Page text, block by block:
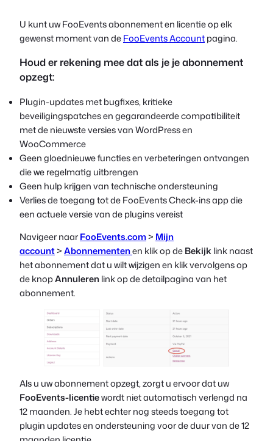
French
Czech
U kunt uw FooEvents abonnement en licentie op elk
gewenst moment van deFooEvents Accountpagina.
Houd er rekening mee dat als je je abonnement
opzegt:
Plugin-updates met bugfixes, kritieke
beveiligingspatches en gegarandeerde compatibiliteit
met de nieuwste versies van WordPress en
WooCommerce
Geen gloednieuwe functies en verbeteringen ontvangen
die we regelmatig uitbrengen
Geen hulp krijgen van technische ondersteuning
Verlies de toegang tot de FooEvents Check-ins app die
een actuele versie van de plugins vereist
Navigeer naarFooEvents.com> Mijn
account>Abonnementenen klik op deBekijk link naast
het abonnement dat u wilt wijzigen en klik vervolgens op
de knopAnnulerenlink op de detailpagina van het
abonnement.
Als u uw abonnement opzegt, zorgt u ervoor dat uw
FooEvents-licentiewordt niet automatisch verlengd na
12 maanden. Je hebt echter nog steeds toegang tot
plugin updates en ondersteuning voor de duur van de 12